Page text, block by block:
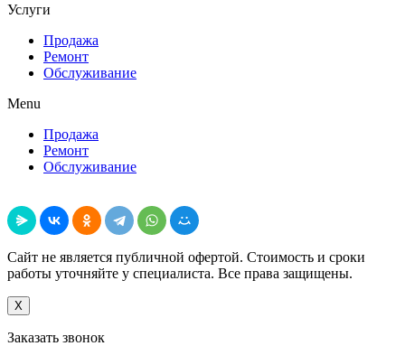
Услуги
Продажа
Ремонт
Обслуживание
Menu
Продажа
Ремонт
Обслуживание
Сайт не является публичной офертой. Стоимость и сроки
работы уточняйте у специалиста. Все права защищены.
X
Заказать звонок